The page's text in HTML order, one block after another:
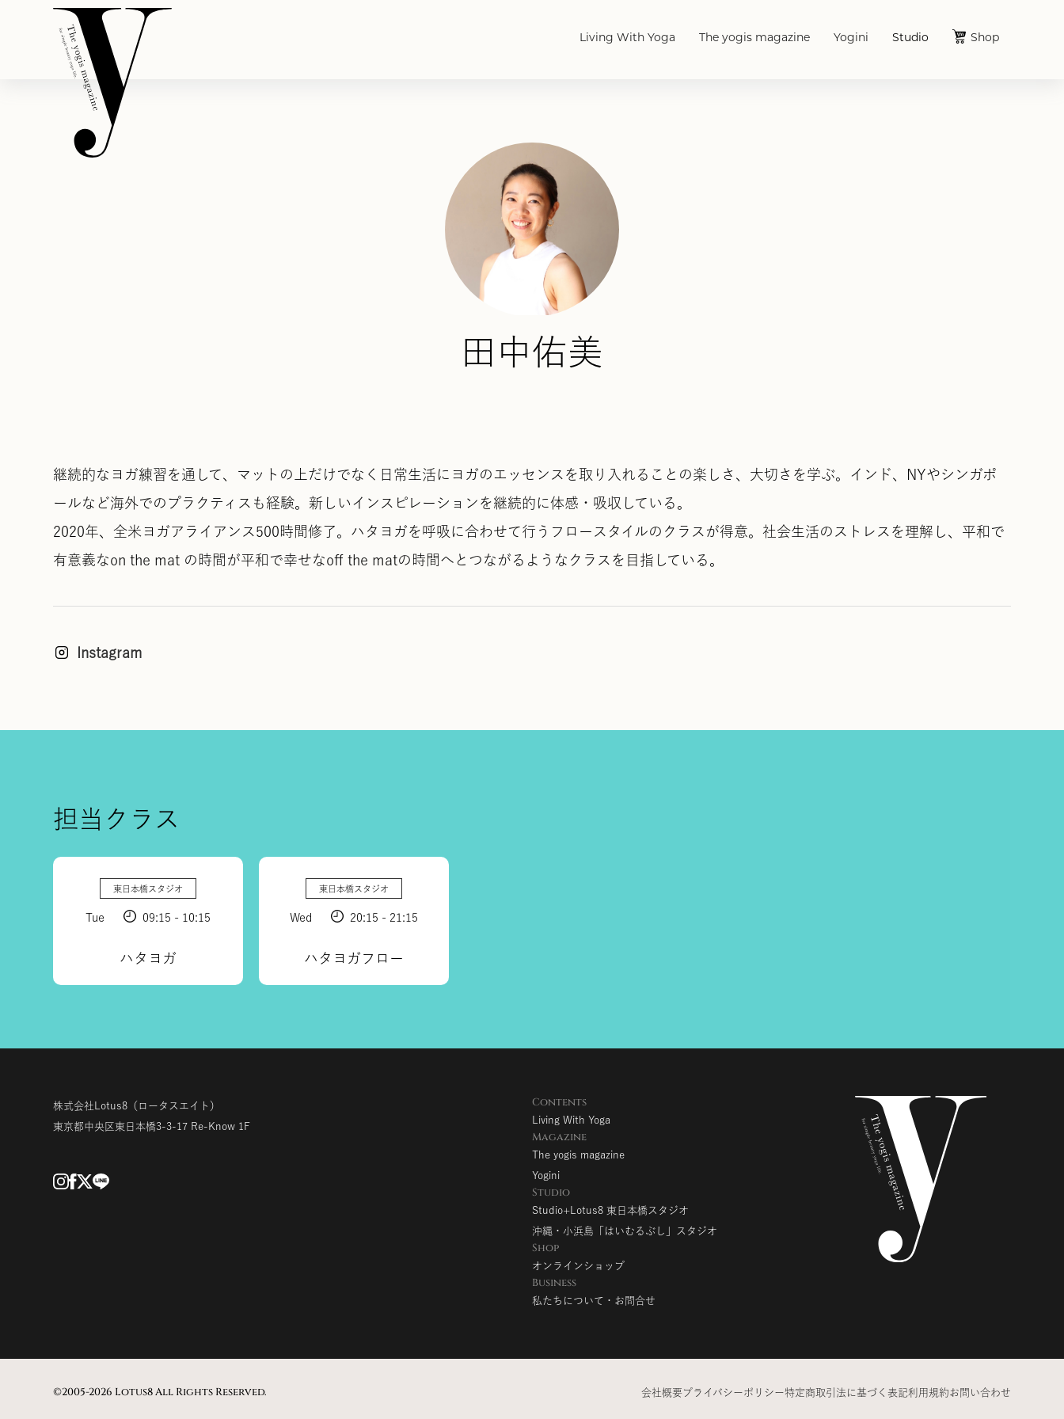
Living With Yoga The yogis magazine Yogini Studio Shop
田中佑美
継続的なヨガ練習を通して、マットの上だけでなく日常生活にヨガのエッセンスを取り入れることの楽しさ、大切さを学ぶ。インド、NYやシンガポ
ールなど海外でのプラクティスも経験。新しいインスピレーションを継続的に体感・吸収している。
2020年、全米ヨガアライアンス500時間修了。ハタヨガを呼吸に合わせて行うフロースタイルのクラスが得意。社会生活のストレスを理解し、平和で
有意義なon the mat の時間が平和で幸せなoff the matの時間へとつながるようなクラスを目指している。
Instagram
担当クラス
東日本橋スタジオ
Tue 09:15 - 10:15
ハタヨガ
東日本橋スタジオ
Wed 20:15 - 21:15
ハタヨガフロー
株式会社Lotus8 （ロータスエイト）
東京都中央区東日本橋3-3-17 Re-Know 1F
Contents
Living With Yoga
Magazine
The yogis magazine
Yogini
Studio
Studio+Lotus8 東日本橋スタジオ
沖縄・小浜島「はいむるぶし」スタジオ
Shop
オンラインショップ
Business
私たちについて・お問合せ
©2005-2026 Lotus8 All Rights Reserved. 会社概要プライバシーポリシー特定商取引法に基づく表記利用規約お問い合わせ